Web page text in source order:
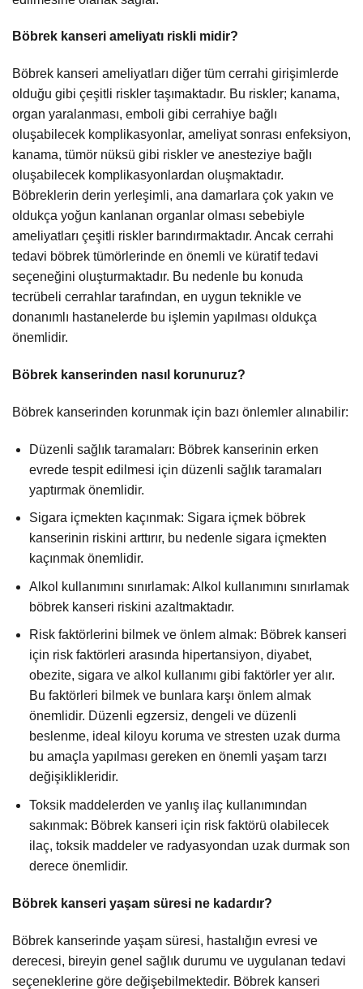
Böbrek kanseri ameliyatı riskli midir?
Böbrek kanseri ameliyatları diğer tüm cerrahi girişimlerde
olduğu gibi çeşitli riskler taşımaktadır. Bu riskler; kanama,
organ yaralanması, emboli gibi cerrahiye bağlı
oluşabilecek komplikasyonlar, ameliyat sonrası enfeksiyon,
kanama, tümör nüksü gibi riskler ve anesteziye bağlı
oluşabilecek komplikasyonlardan oluşmaktadır.
Böbreklerin derin yerleşimli, ana damarlara çok yakın ve
oldukça yoğun kanlanan organlar olması sebebiyle
ameliyatları çeşitli riskler barındırmaktadır. Ancak cerrahi
tedavi böbrek tümörlerinde en önemli ve küratif tedavi
seçeneğini oluşturmaktadır. Bu nedenle bu konuda
tecrübeli cerrahlar tarafından, en uygun teknikle ve
donanımlı hastanelerde bu işlemin yapılması oldukça
önemlidir.
Böbrek kanserinden nasıl korunuruz?
Böbrek kanserinden korunmak için bazı önlemler alınabilir:
Düzenli sağlık taramaları: Böbrek kanserinin erken
evrede tespit edilmesi için düzenli sağlık taramaları
yaptırmak önemlidir.
Sigara içmekten kaçınmak: Sigara içmek böbrek
kanserinin riskini arttırır, bu nedenle sigara içmekten
kaçınmak önemlidir.
Alkol kullanımını sınırlamak: Alkol kullanımını sınırlamak
böbrek kanseri riskini azaltmaktadır.
Risk faktörlerini bilmek ve önlem almak: Böbrek kanseri
için risk faktörleri arasında hipertansiyon, diyabet,
obezite, sigara ve alkol kullanımı gibi faktörler yer alır.
Bu faktörleri bilmek ve bunlara karşı önlem almak
önemlidir. Düzenli egzersiz, dengeli ve düzenli
beslenme, ideal kiloyu koruma ve stresten uzak durma
bu amaçla yapılması gereken en önemli yaşam tarzı
değişiklikleridir.
Toksik maddelerden ve yanlış ilaç kullanımından
sakınmak: Böbrek kanseri için risk faktörü olabilecek
ilaç, toksik maddeler ve radyasyondan uzak durmak son
derece önemlidir.
Böbrek kanseri yaşam süresi ne kadardır?
Böbrek kanserinde yaşam süresi, hastalığın evresi ve
derecesi, bireyin genel sağlık durumu ve uygulanan tedavi
seçeneklerine göre değişebilmektedir. Böbrek kanseri